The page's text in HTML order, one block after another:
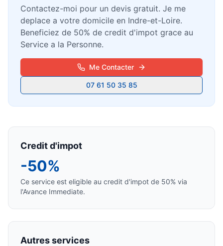
Contactez-moi pour un devis gratuit. Je me
deplace a votre domicile en Indre-et-Loire.
Beneficiez de 50% de credit d'impot grace au
Service a la Personne.
Me Contacter
07 61 50 35 85
Credit d'impot
-50%
Ce service est eligible au credit d'impot de 50% via
l'Avance Immediate.
Autres services